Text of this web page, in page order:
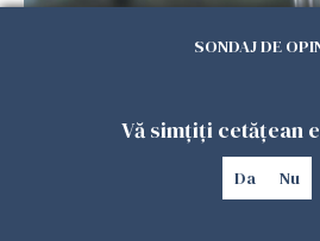
SONDAJ DE
Vă simțiți cetățean
Da Nu